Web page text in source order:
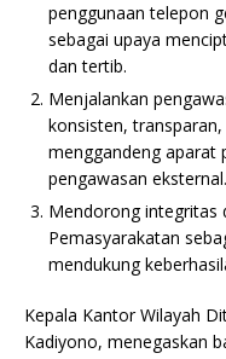
penggunaan telepon
sebagai upaya
dan tertib.
Menjalankan
konsisten,
menggandeng aparat
pengawasan eksternal.
Mendorong integritas
Pemasyarakatan
mendukung
Kepala Kantor Wilayah
Kadiyono, menegaskan